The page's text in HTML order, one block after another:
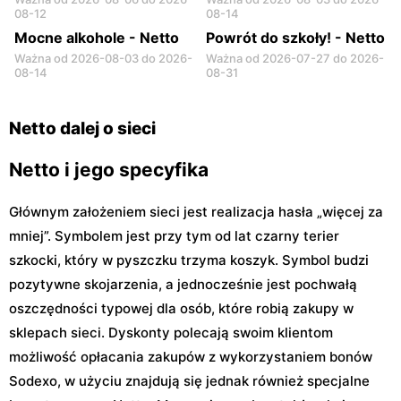
08-12
08-14
Mocne alkohole - Netto
Ważna od 2026-08-03 do 2026-
08-14
Powrót do szkoły! - Netto
Ważna od 2026-07-27 do 2026-
08-31
Netto dalej o sieci
Netto i jego specyfika
Głównym założeniem sieci jest realizacja hasła „więcej za
mniej”. Symbolem jest przy tym od lat czarny terier
szkocki, który w pyszczku trzyma koszyk. Symbol budzi
pozytywne skojarzenia, a jednocześnie jest pochwałą
oszczędności typowej dla osób, które robią zakupy w
sklepach sieci. Dyskonty polecają swoim klientom
możliwość opłacania zakupów z wykorzystaniem bonów
Sodexo, w użyciu znajdują się jednak również specjalne